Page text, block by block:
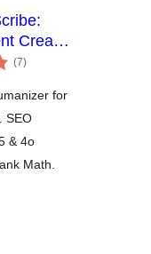
Creator
for
(7전
체
점
)
for
SEO
& 4o
Math.